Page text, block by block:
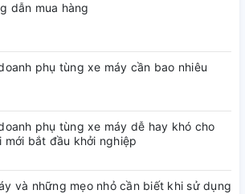
dẫn mua hàng
phụ tùng xe máy cần bao nhiêu
phụ tùng xe máy dễ hay khó cho
mới bắt đầu khởi nghiệp
và những mẹo nhỏ cần biết khi sử dụng